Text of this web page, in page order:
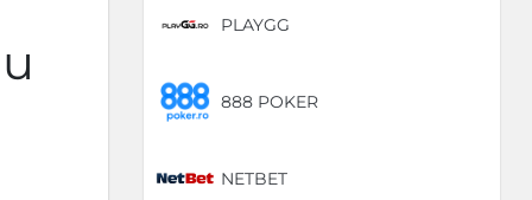
PLAYGG
888 POKER
NETBET